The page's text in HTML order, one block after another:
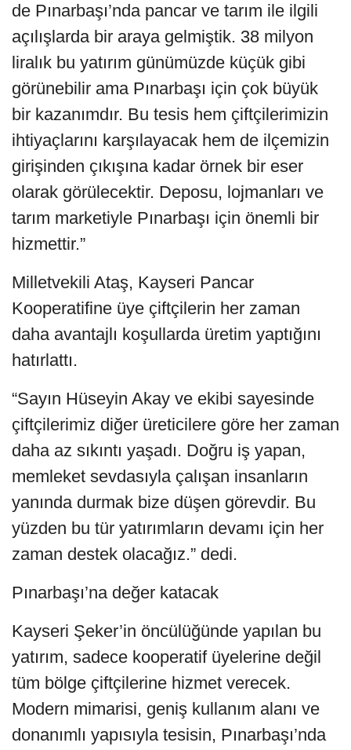
de Pınarbaşı’nda pancar ve tarım ile ilgili
açılışlarda bir araya gelmiştik. 38 milyon
liralık bu yatırım günümüzde küçük gibi
görünebilir ama Pınarbaşı için çok büyük
bir kazanımdır. Bu tesis hem çiftçilerimizin
ihtiyaçlarını karşılayacak hem de ilçemizin
girişinden çıkışına kadar örnek bir eser
olarak görülecektir. Deposu, lojmanları ve
tarım marketiyle Pınarbaşı için önemli bir
hizmettir.”
Milletvekili Ataş, Kayseri Pancar
Kooperatifine üye çiftçilerin her zaman
daha avantajlı koşullarda üretim yaptığını
hatırlattı.
“Sayın Hüseyin Akay ve ekibi sayesinde
çiftçilerimiz diğer üreticilere göre her zaman
daha az sıkıntı yaşadı. Doğru iş yapan,
memleket sevdasıyla çalışan insanların
yanında durmak bize düşen görevdir. Bu
yüzden bu tür yatırımların devamı için her
zaman destek olacağız.” dedi.
Pınarbaşı’na değer katacak
Kayseri Şeker’in öncülüğünde yapılan bu
yatırım, sadece kooperatif üyelerine değil
tüm bölge çiftçilerine hizmet verecek.
Modern mimarisi, geniş kullanım alanı ve
donanımlı yapısıyla tesisin, Pınarbaşı’nda